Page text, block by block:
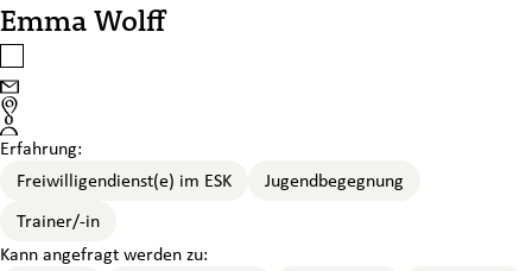
Emma Wolff
Email
Standort
Erfahrung:
Freiwilligendienst(e) im ESK
Jugendbegegnung
Trainer/-in
Kann angefragt werden zu: